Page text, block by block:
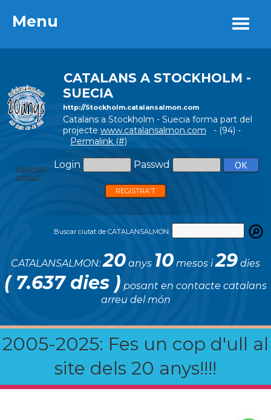
Menu
CATALANS A STOCKHOLM -
SUECIA
http://Stockholm.catalansalmon.com
Catalans a Stockholm - Suecia forma part del
projecte www.catalansalmon.com - (94) -
Permalink (#)
Login Passwd
Password
perdut?
REGISTRA'T
Buscar ciutat de CATALANSALMON:
CATALANSALMON:20 anys 10 mesos i29 dies
( 7.637 dies ) posant en contacte catalans
arreu del món
2005-2025: Fes un cop d'ull al
site dels 20 anys!!!!
Menu